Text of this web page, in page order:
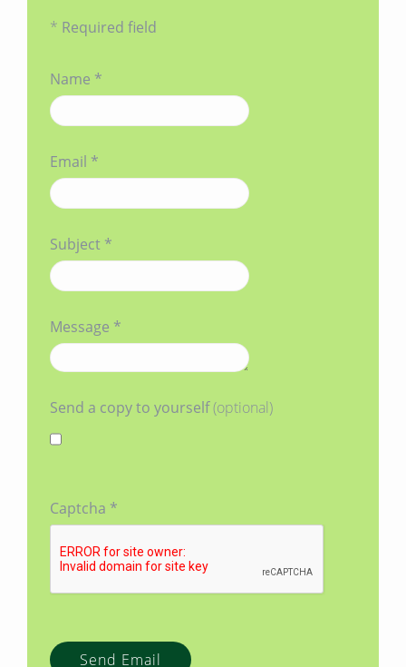
* Required field
Name *
Email *
Subject *
Message *
Send a copy to yourself(optional)
Captcha *
Send Email